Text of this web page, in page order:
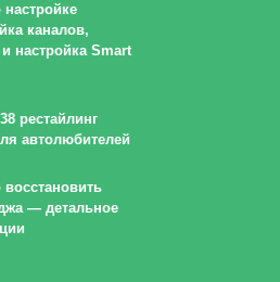
каналов,
настройка Smart
рестайлинг
автолюбителей
— детальное